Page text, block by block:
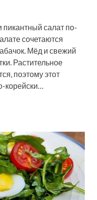
салат по-
сочетаются
Мёд и свежий
Растительное
поэтому этот
корейски…